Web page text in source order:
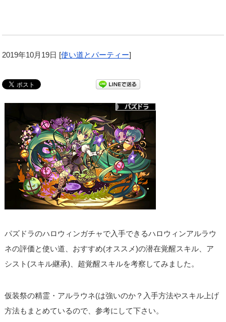
2019年10月19日 [使い道とパーティー]
パズドラのハロウィンガチャで入手できるハロウィンアルラウ
ネの評価と使い道、おすすめ(オススメ)の潜在覚醒スキル、ア
シスト(スキル継承)、超覚醒スキルを考察してみました。
仮装祭の精霊・アルラウネ(は強いのか？入手方法やスキル上げ
方法もまとめているので、参考にして下さい。